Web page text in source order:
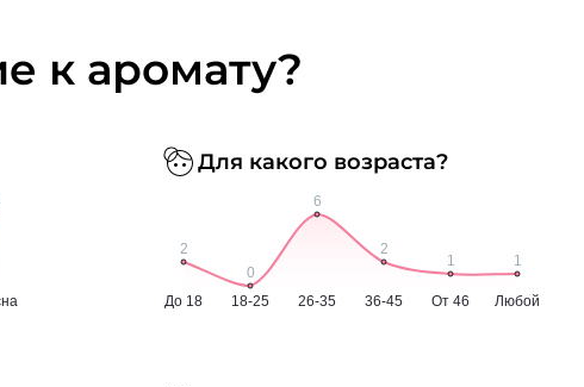
к аромату?
Для какого возраста?